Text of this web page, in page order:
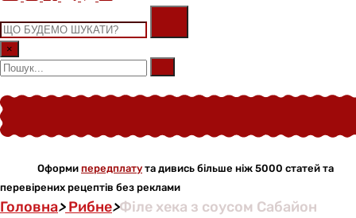
×
Оформи передплату та дивись більше ніж 5000 статей та
перевірених рецептів без реклами
Головна>Рибне>Філе хека з соусом Сабайон